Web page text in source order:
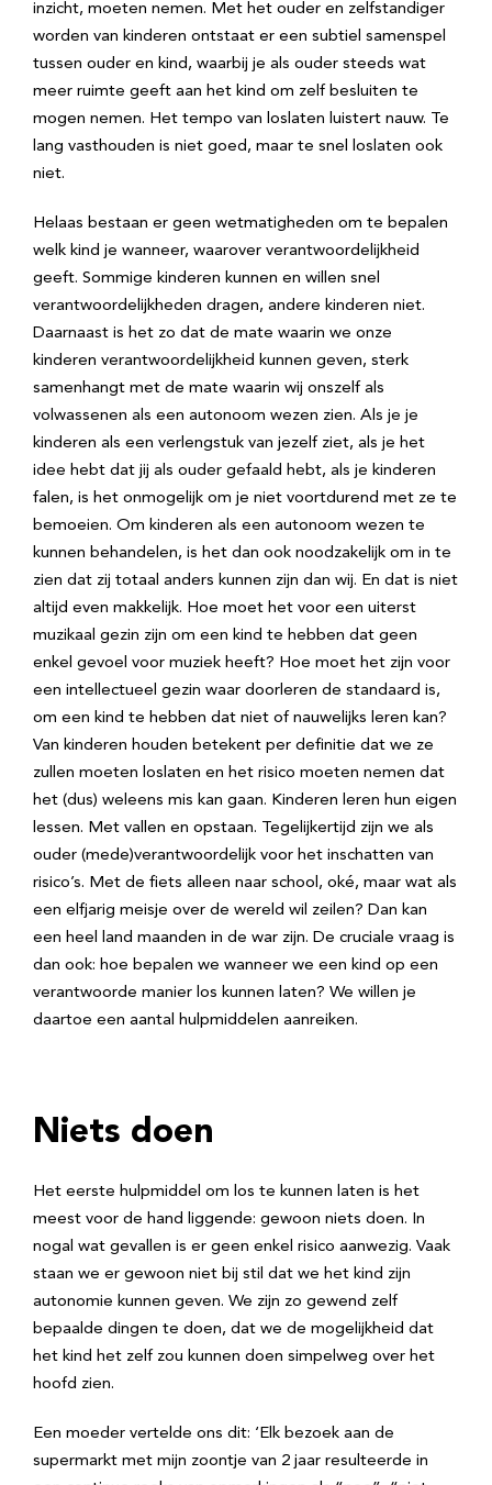
inzicht, moeten nemen. Met het ouder en zelfstandiger
worden van kinderen ontstaat er een subtiel samenspel
tussen ouder en kind, waarbij je als ouder steeds wat
meer ruimte geeft aan het kind om zelf besluiten te
mogen nemen. Het tempo van loslaten luistert nauw. Te
lang vasthouden is niet goed, maar te snel loslaten ook
niet.
Helaas bestaan er geen wetmatigheden om te bepalen
welk kind je wanneer, waarover verantwoordelijkheid
geeft. Sommige kinderen kunnen en willen snel
verantwoordelijkheden dragen, andere kinderen niet.
Daarnaast is het zo dat de mate waarin we onze
kinderen verantwoordelijkheid kunnen geven, sterk
samenhangt met de mate waarin wij onszelf als
volwassenen als een autonoom wezen zien. Als je je
kinderen als een verlengstuk van jezelf ziet, als je het
idee hebt dat jij als ouder gefaald hebt, als je kinderen
falen, is het onmogelijk om je niet voortdurend met ze te
bemoeien. Om kinderen als een autonoom wezen te
kunnen behandelen, is het dan ook noodzakelijk om in te
zien dat zij totaal anders kunnen zijn dan wij. En dat is niet
altijd even makkelijk. Hoe moet het voor een uiterst
muzikaal gezin zijn om een kind te hebben dat geen
enkel gevoel voor muziek heeft? Hoe moet het zijn voor
een intellectueel gezin waar doorleren de standaard is,
om een kind te hebben dat niet of nauwelijks leren kan?
Van kinderen houden betekent per definitie dat we ze
zullen moeten loslaten en het risico moeten nemen dat
het (dus) weleens mis kan gaan. Kinderen leren hun eigen
lessen. Met vallen en opstaan. Tegelijkertijd zijn we als
ouder (mede)verantwoordelijk voor het inschatten van
risico’s. Met de fiets alleen naar school, oké, maar wat als
een elfjarig meisje over de wereld wil zeilen? Dan kan
een heel land maanden in de war zijn. De cruciale vraag is
dan ook: hoe bepalen we wanneer we een kind op een
verantwoorde manier los kunnen laten? We willen je
daartoe een aantal hulpmiddelen aanreiken.
Niets doen
Het eerste hulpmiddel om los te kunnen laten is het
meest voor de hand liggende: gewoon niets doen. In
nogal wat gevallen is er geen enkel risico aanwezig. Vaak
staan we er gewoon niet bij stil dat we het kind zijn
autonomie kunnen geven. We zijn zo gewend zelf
bepaalde dingen te doen, dat we de mogelijkheid dat
het kind het zelf zou kunnen doen simpelweg over het
hoofd zien.
Een moeder vertelde ons dit: ‘Elk bezoek aan de
supermarkt met mijn zoontje van 2 jaar resulteerde in